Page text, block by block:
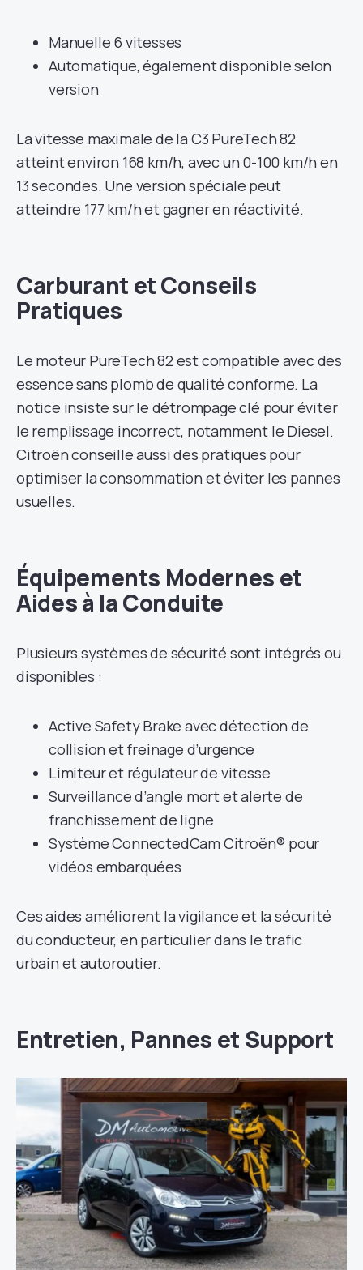
Manuelle 6 vitesses
Automatique, également disponible selon
version
La vitesse maximale de la C3 PureTech 82
atteint environ 168 km/h, avec un 0-100 km/h en
13 secondes. Une version spéciale peut
atteindre 177 km/h et gagner en réactivité.
Carburant et Conseils
Pratiques
Le moteur PureTech 82 est compatible avec des
essence sans plomb de qualité conforme. La
notice insiste sur le détrompage clé pour éviter
le remplissage incorrect, notamment le Diesel.
Citroën conseille aussi des pratiques pour
optimiser la consommation et éviter les pannes
usuelles.
Équipements Modernes et
Aides à la Conduite
Plusieurs systèmes de sécurité sont intégrés ou
disponibles :
Active Safety Brake avec détection de
collision et freinage d’urgence
Limiteur et régulateur de vitesse
Surveillance d’angle mort et alerte de
franchissement de ligne
Système ConnectedCam Citroën® pour
vidéos embarquées
Ces aides améliorent la vigilance et la sécurité
du conducteur, en particulier dans le trafic
urbain et autoroutier.
Entretien, Pannes et Support